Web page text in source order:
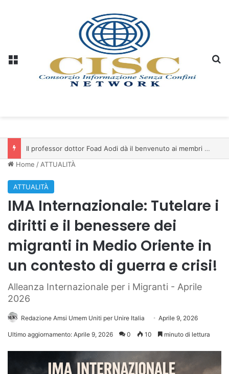
Il professor dottor Foad Aodi dà il benvenuto ai membri del Comitato per le Scienze delle Piramidi e le Scienze Archeologiche…
Home / ATTUALITÀ
ATTUALITÀ
IMA Internazionale: Tutelare i
diritti e il benessere dei
migranti in Medio Oriente in
un contesto di guerra e crisi!
Alleanza Internazionale per i Migranti - Aprile
2026
Redazione Amsi Umem Uniti per Unire Italia Aprile 9, 2026
Ultimo aggiornamento: Aprile 9, 2026 0 10 minuto di lettura